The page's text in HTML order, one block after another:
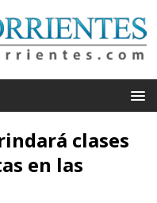
clases
en las